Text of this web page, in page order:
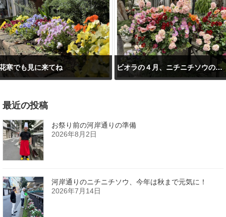
寒でも見に来てね ビオラの４月、ニチニチソウの５月
最近の投稿
お祭り前の河岸通りの準備
2026年8月2日
河岸通りのニチニチソウ、今年は秋まで元気に！
2026年7月14日